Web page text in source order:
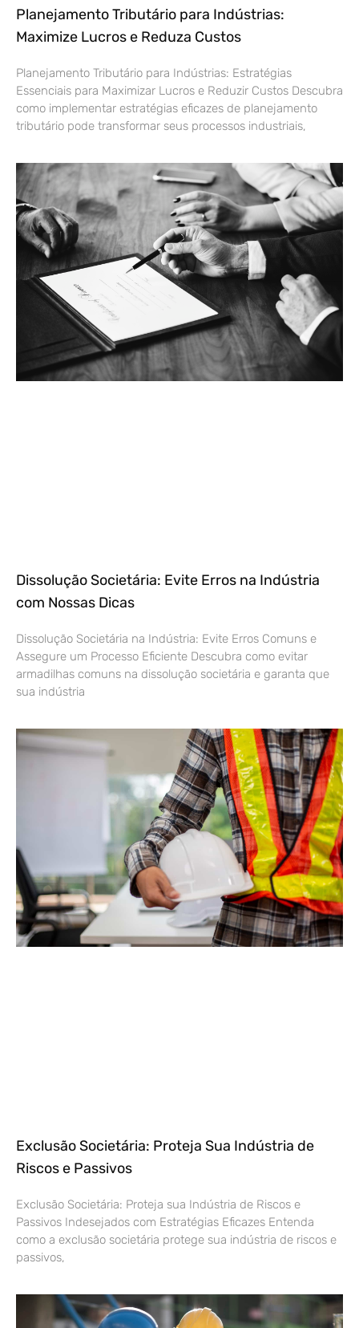
Planejamento Tributário para Indústrias:
Maximize Lucros e Reduza Custos
Planejamento Tributário para Indústrias: Estratégias
Essenciais para Maximizar Lucros e Reduzir Custos Descubra
como implementar estratégias eficazes de planejamento
tributário pode transformar seus processos industriais,
Dissolução Societária: Evite Erros na Indústria
com Nossas Dicas
Dissolução Societária na Indústria: Evite Erros Comuns e
Assegure um Processo Eficiente Descubra como evitar
armadilhas comuns na dissolução societária e garanta que
sua indústria
Exclusão Societária: Proteja Sua Indústria de
Riscos e Passivos
Exclusão Societária: Proteja sua Indústria de Riscos e
Passivos Indesejados com Estratégias Eficazes Entenda
como a exclusão societária protege sua indústria de riscos e
passivos,